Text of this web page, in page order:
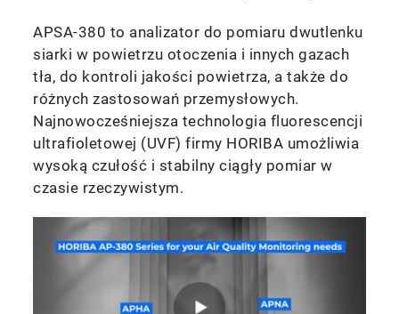
APSA-380 to analizator do pomiaru dwutlenku
siarki w powietrzu otoczenia i innych gazach
tła, do kontroli jakości powietrza, a także do
różnych zastosowań przemysłowych.
Najnowocześniejsza technologia fluorescencji
ultrafioletowej (UVF) firmy HORIBA umożliwia
wysoką czułość i stabilny ciągły pomiar w
czasie rzeczywistym.